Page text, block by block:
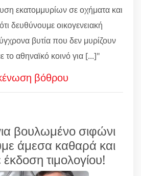
εκατομμυρίων σε οχήματα και
δευθύνουμε οικογενειακή
βυτία που δεν μυρίζουν
το αθηναϊκό κοινό για [...]"
βόθρου
βουλωμένο σιφώνι
άμεσα καθαρά και
τιμολογίου!